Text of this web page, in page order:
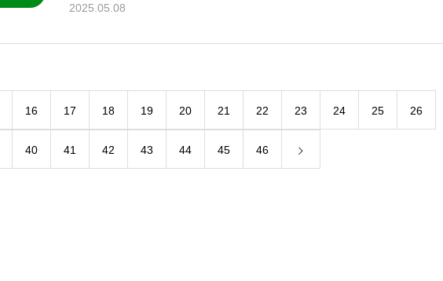
2025.05.08
16 17 18 19 20 21 22 23 24 25 26
40 41 42 43 44 45 46